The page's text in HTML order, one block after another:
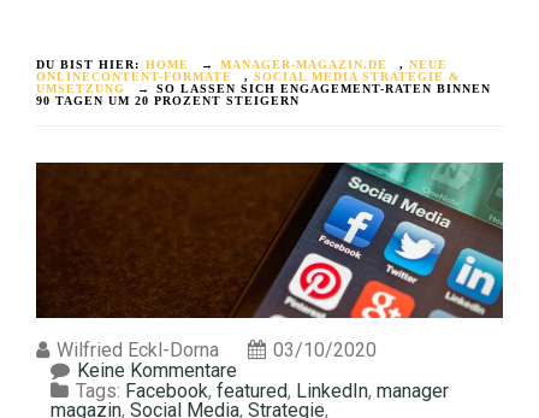
DU BIST HIER: HOME → MANAGER-MAGAZIN.DE , NEUE
ONLINECONTENT-FORMATE
, SOCIAL MEDIA STRATEGIE &
UMSETZUNG
→
SO LASSEN SICH ENGAGEMENT-RATEN BINNEN
90 TAGEN UM 20 PROZENT STEIGERN
Wilfried Eckl-Dorna
03/10/2020
Keine Kommentare
Tags: Facebook, featured, LinkedIn, manager
magazin, Social Media, Strategie,